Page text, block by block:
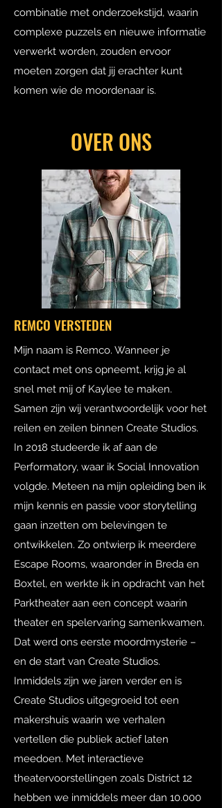
combinatie met onderzoekstijd, waarin
complexe puzzels en nieuwe informatie
verwerkt worden, zouden ervoor
moeten zorgen dat jij erachter kunt
komen wie de moordenaar is.
OVER ONS
REMCO VERSTEDEN
Mijn naam is Remco. Wanneer je
contact met ons opneemt, krijg je al
snel met mij of Kaylee te maken.
Samen zijn wij verantwoordelijk voor het
reilen en zeilen binnen Create Studios.
In 2018 studeerde ik af aan de
Performatory, waar ik Social Innovation
volgde. Meteen na mijn opleiding ben ik
mijn kennis en passie voor storytelling
gaan inzetten om belevingen te
ontwikkelen. Zo ontwierp ik meerdere
Escape Rooms, waaronder in Breda en
Boxtel, en werkte ik in opdracht van het
Parktheater aan een concept waarin
theater en spelervaring samenkwamen.
Dat werd ons eerste moordmysterie –
en de start van Create Studios.
Inmiddels zijn we jaren verder en is
Create Studios uitgegroeid tot een
makershuis waarin we verhalen
vertellen die publiek actief laten
meedoen. Met interactieve
theatervoorstellingen zoals District 12
hebben we inmiddels meer dan 10.000